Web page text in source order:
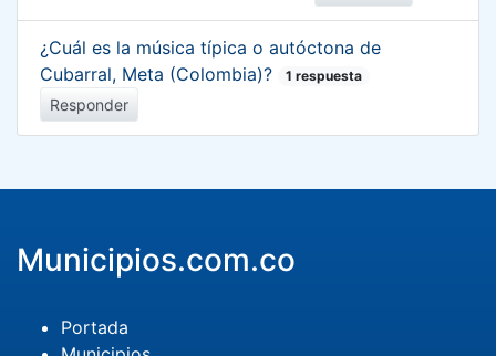
¿Cuál es la música típica o autóctona de
Cubarral, Meta (Colombia)?
1 respuesta
Responder
Municipios.com.co
Portada